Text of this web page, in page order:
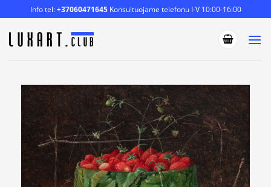
to
content
Info tel:+37060471645Konsultuojame telefonu I-V 10:00-16:00